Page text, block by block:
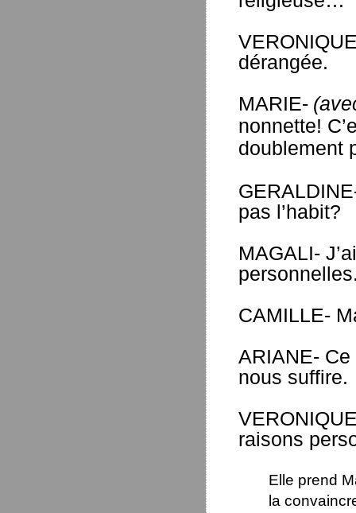
dérangée.
MARIE-
nonnette!
doublement
pas l’habit?
MAGALI-
CAMILLE-
ARIANE-
nous suffire.
raisons
Elle prend
la